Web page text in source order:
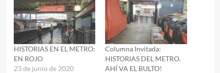
HISTORIAS EN EL METRO:
EN ROJO
23 de junio de 2020
Columna Invitada:
HISTORIAS DEL METRO.
AHÍ VA EL BULTO!